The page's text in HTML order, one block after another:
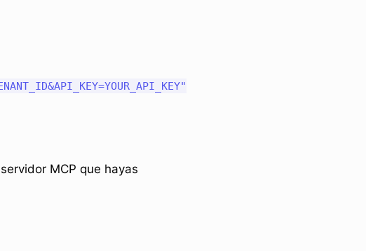
MCP que hayas